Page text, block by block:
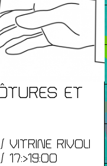
ET
RIVOLI
17:>19:00